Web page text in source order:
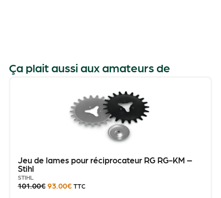
Ça plait aussi aux amateurs de
Jeu de lames pour réciprocateur RG RG-KM –
Stihl
STIHL
101.00€ 93.00€ TTC